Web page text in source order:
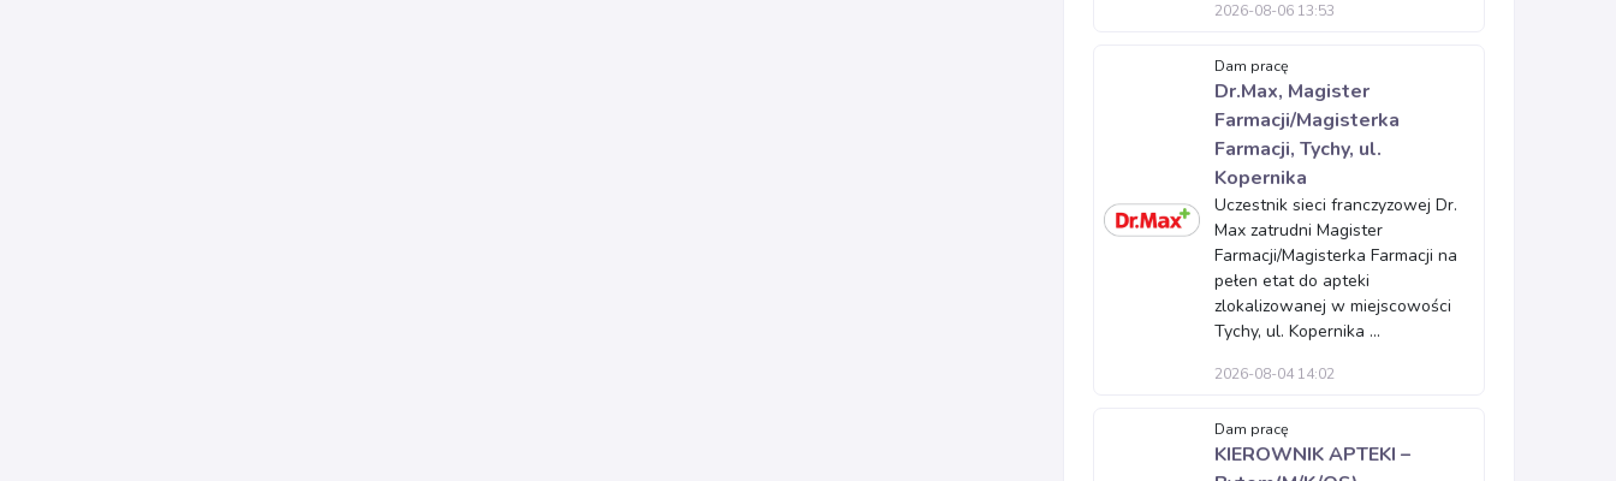
2026-08-06 13:53
Dam pracę
Dr.Max, Magister
Farmacji/Magisterka
Farmacji, Tychy, ul.
Kopernika
Uczestnik sieci franczyzowej Dr.
Max zatrudni Magister
Farmacji/Magisterka Farmacji na
pełen etat do apteki
zlokalizowanej w miejscowości
Tychy, ul. Kopernika ...
2026-08-04 14:02
Dam pracę
KIEROWNIK APTEKI –